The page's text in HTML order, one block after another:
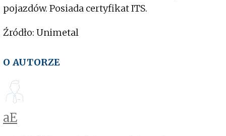
pojazdów. Posiada certyfikat ITS.
Źródło: Unimetal
O AUTORZE
aE